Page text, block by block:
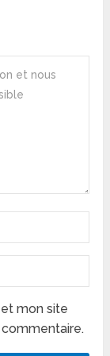
mon site